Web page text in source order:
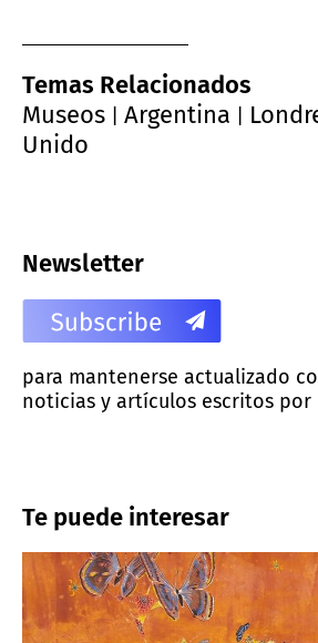
Temas Relacionados
Museos
Argentina
Unido
Newsletter
para mantenerse actualizado
noticias y artículos escritos por
Te puede interesar